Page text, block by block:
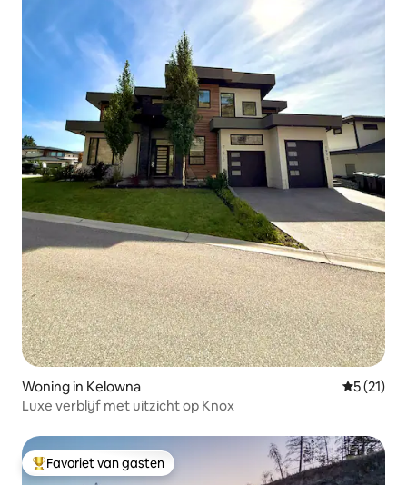
Woning in Kelowna
5 (21)
Luxe verblijf met uitzicht op Knox
Topfavoriet van gasten
Favoriet van gasten